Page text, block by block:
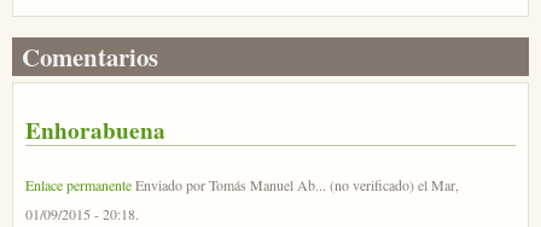
Comentarios
Enhorabuena
Enlace permanenteEnviado porTomás Manuel Ab... (no verificado)elMar,
01/09/2015 - 20:18.